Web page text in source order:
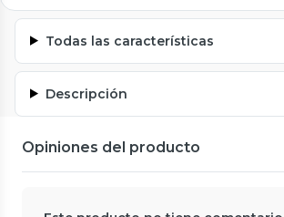
Todas las características
Descripción
Opiniones del producto